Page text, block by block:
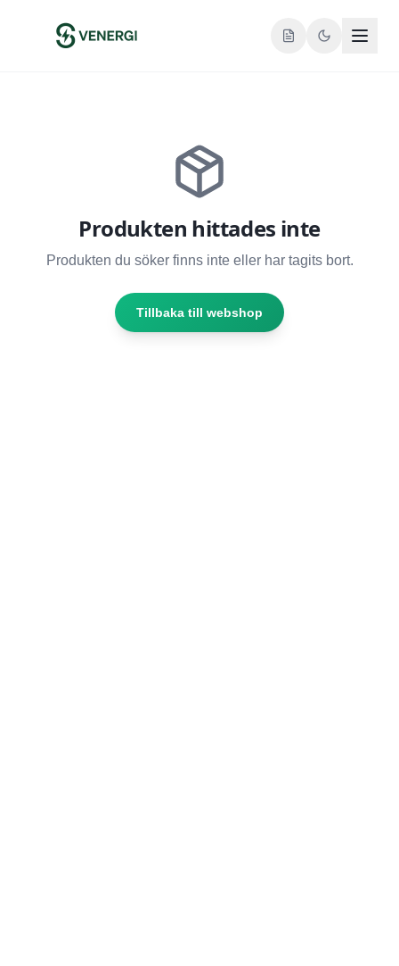
Produkten hittades inte
Produkten du söker finns inte eller har tagits bort.
Tillbaka till webshop